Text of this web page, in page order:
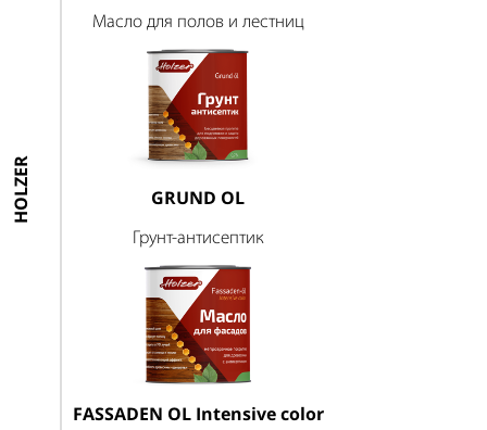
HOLZER
Масло для полов и лестниц
GRUND OL
Грунт-антисептик
FASSADEN OL Intensive color